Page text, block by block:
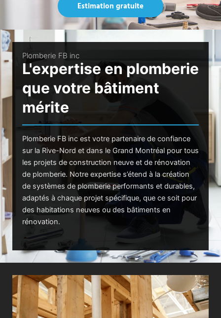
Estimation gratuite
Plomberie FB inc
L'expertise en plomberie
que votre bâtiment
mérite
Plomberie FB inc est votre partenaire de confiance
sur la Rive-Nord et dans le Grand Montréal pour tous
les projets de construction neuve et de rénovation
de plomberie. Notre expertise s’étend à la création
de systèmes de plomberie performants et durables,
adaptés à chaque projet spécifique, que ce soit pour
des habitations neuves ou des bâtiments en
rénovation.